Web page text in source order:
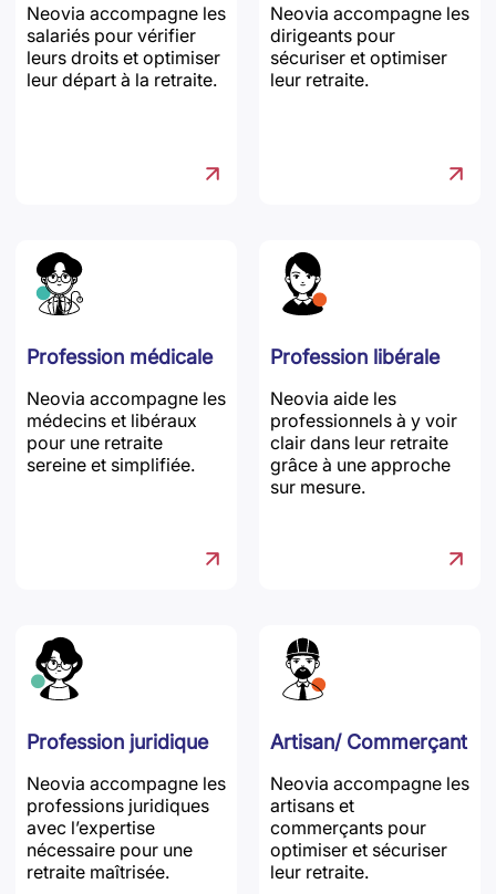
Neovia accompagne les
salariés pour vérifier
leurs droits et optimiser
leur départ à la retraite.
Neovia accompagne les
dirigeants pour
sécuriser et optimiser
leur retraite.
Profession médicale
Neovia accompagne les
médecins et libéraux
pour une retraite
sereine et simplifiée.
Profession libérale
Neovia aide les
professionnels à y voir
clair dans leur retraite
grâce à une approche
sur mesure.
Profession juridique
Neovia accompagne les
professions juridiques
avec l’expertise
nécessaire pour une
retraite maîtrisée.
Artisan/ Commerçant
Neovia accompagne les
artisans et
commerçants pour
optimiser et sécuriser
leur retraite.